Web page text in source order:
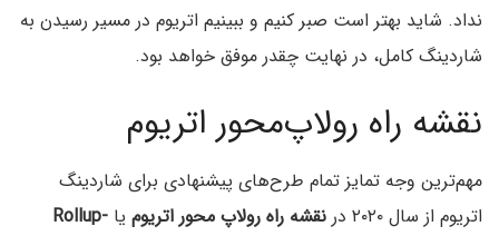
نداد. شاید بهتر است صبر کنیم و ببینیم اتریوم در مسیر رسیدن به
شاردینگ کامل، در نهایت چقدر موفق خواهد بود.
نقشه راه رولاپ‌محور اتریوم
مهم‌ترین وجه تمایز تمام طرح‌های پیشنهادی برای شاردینگ
اتریوم از سال ۲۰۲۰ در
نقشه راه رولاپ محور اتریوم یا Rollup-